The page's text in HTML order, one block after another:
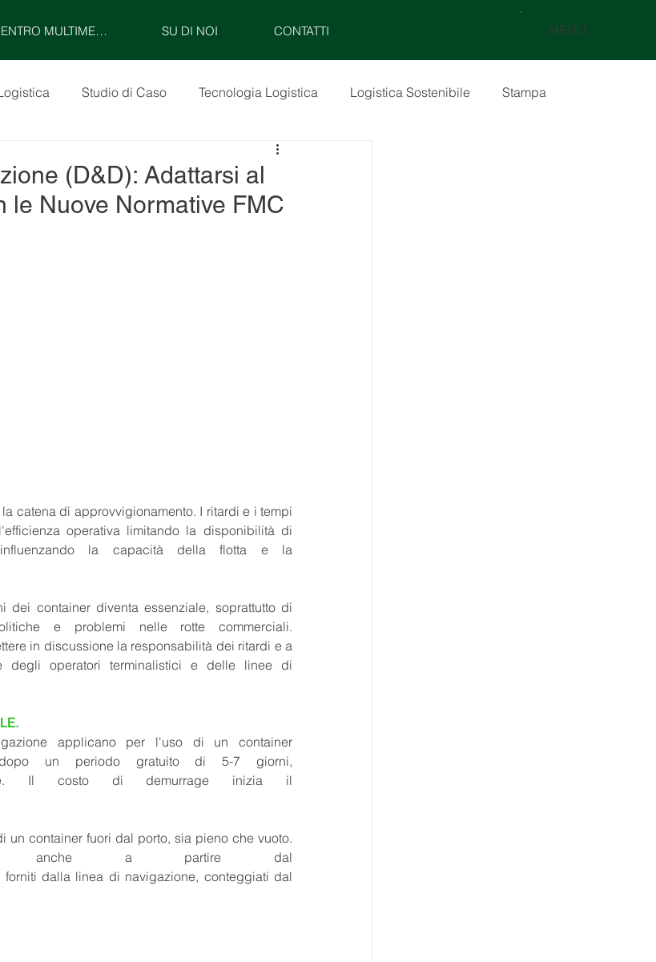
MENU
SU DI NOI CONTATTI
CENTRO MULTIMEDIALE
Studio di Caso Tecnologia Logistica Logistica Sostenibile Stampa
(D&D): Adattarsi al
le Nuove Normative FMC
catena di approvvigionamento. I ritardi e i tempi
operativa limitando la disponibilità di
la capacità della flotta e la
dei container diventa essenziale, soprattutto di
e problemi nelle rotte commerciali.
in discussione la responsabilità dei ritardi e a
operatori terminalistici e delle linee di
applicano per l'uso di un container
dopo un periodo gratuito di 5-7 giorni,
Il costo di demurrage inizia il
container fuori dal porto, sia pieno che vuoto.
anche a partire dal
forniti dalla linea di navigazione, conteggiati dal